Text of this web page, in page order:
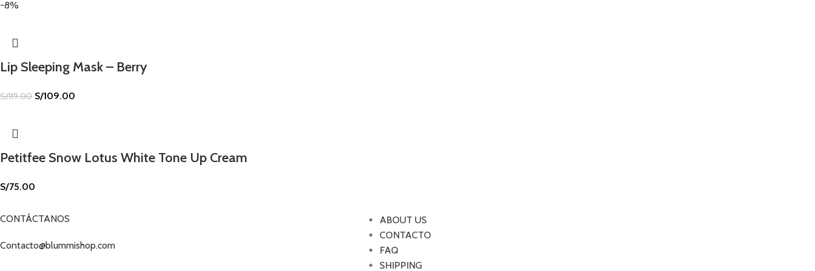
-8%
Lip Sleeping Mask – Berry
S/119.00 S/109.00
Petitfee Snow Lotus White Tone Up Cream
S/75.00
CONTÁCTANOS
Contacto@blummishop.com
ABOUT US
CONTACTO
FAQ
SHIPPING